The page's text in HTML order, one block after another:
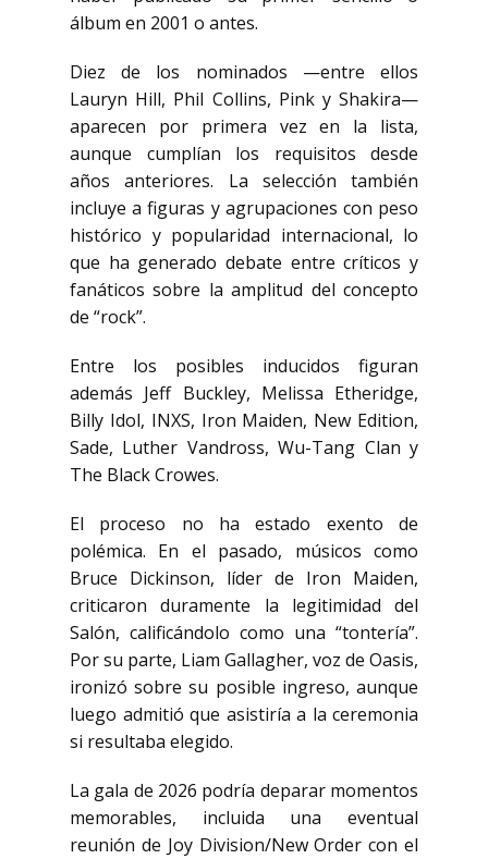
álbum en 2001 o antes.
Diez de los nominados —entre ellos
Lauryn Hill, Phil Collins, Pink y Shakira—
aparecen por primera vez en la lista,
aunque cumplían los requisitos desde
años anteriores. La selección también
incluye a figuras y agrupaciones con peso
histórico y popularidad internacional, lo
que ha generado debate entre críticos y
fanáticos sobre la amplitud del concepto
de “rock”.
Entre los posibles inducidos figuran
además Jeff Buckley, Melissa Etheridge,
Billy Idol, INXS, Iron Maiden, New Edition,
Sade, Luther Vandross,Wu-Tang Clan y
The Black Crowes.
El proceso no ha estado exento de
polémica. En el pasado, músicos como
Bruce Dickinson, líder de Iron Maiden,
criticaron duramente la legitimidad del
Salón, calificándolo como una “tontería”.
Por su parte, Liam Gallagher, voz de Oasis,
ironizó sobre su posible ingreso, aunque
luego admitió que asistiría a la ceremonia
si resultaba elegido.
La gala de 2026 podría deparar momentos
memorables, incluida una eventual
reunión de Joy Division/New Order con el